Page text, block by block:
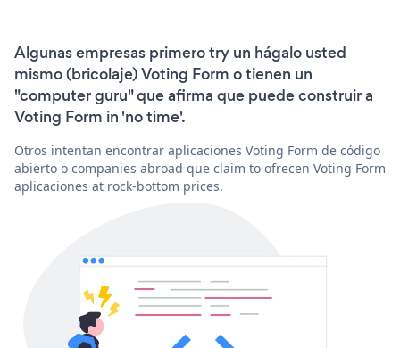
Algunas empresas primero try un hágalo usted
mismo (bricolaje) Voting Form o tienen un
"computer guru" que afirma que puede construir a
Voting Form in 'no time'.
Otros intentan encontrar aplicaciones Voting Form de código
abierto o companies abroad que claim to ofrecen Voting Form
aplicaciones at rock-bottom prices.